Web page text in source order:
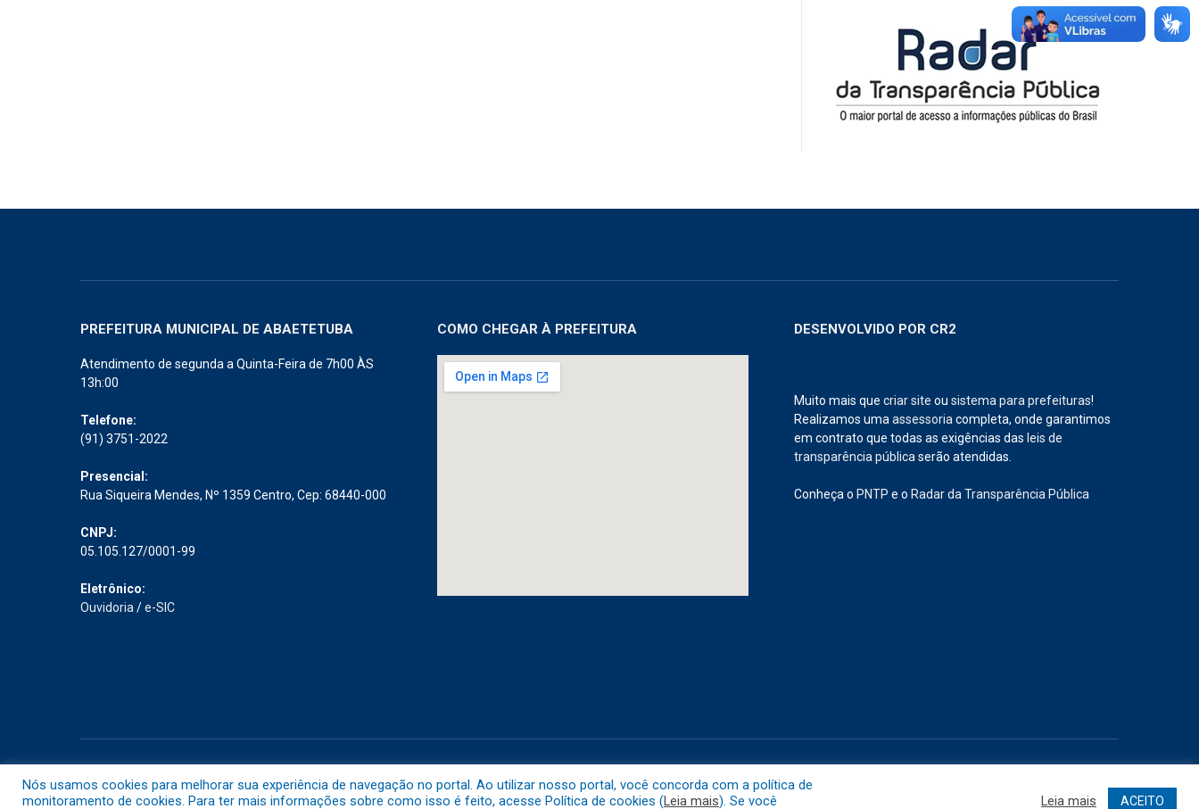
PREFEITURA MUNICIPAL DE ABAETETUBA
Atendimento de segunda a Quinta-Feira de 7h00 ÀS
13h:00
Telefone:
(91) 3751-2022
Presencial:
Rua Siqueira Mendes, Nº 1359 Centro, Cep: 68440-000
CNPJ:
05.105.127/0001-99
Eletrônico:
Ouvidoria /e-SIC
COMO CHEGAR À PREFEITURA DESENVOLVIDO POR CR2
Muito mais que criar site ou sistema para prefeituras!
Realizamos uma assessoria completa, onde garantimos
em contrato que todas as exigências das leis de
transparência pública serão atendidas.
Conheça o PNTP e o Radar da Transparência Pública
Nós usamos cookies para melhorar sua experiência de navegação no portal. Ao utilizar nosso portal, você concorda com a política de
monitoramento de cookies. Para ter mais informações sobre como isso é feito, acesse Política de cookies (Leia mais). Se você Leia mais ACEITO